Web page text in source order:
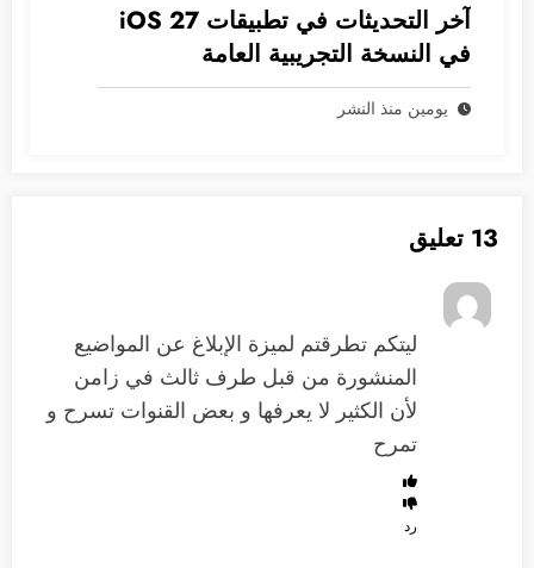
آخر التحديثات في تطبيقات iOS 27
في النسخة التجريبية العامة
يومين منذ النشر
13 تعليق
ليتكم تطرقتم لميزة الإبلاغ عن المواضيع
المنشورة من قبل طرف ثالث في زامن
لأن الكثير لا يعرفها و بعض القنوات تسرح و
تمرح
رد